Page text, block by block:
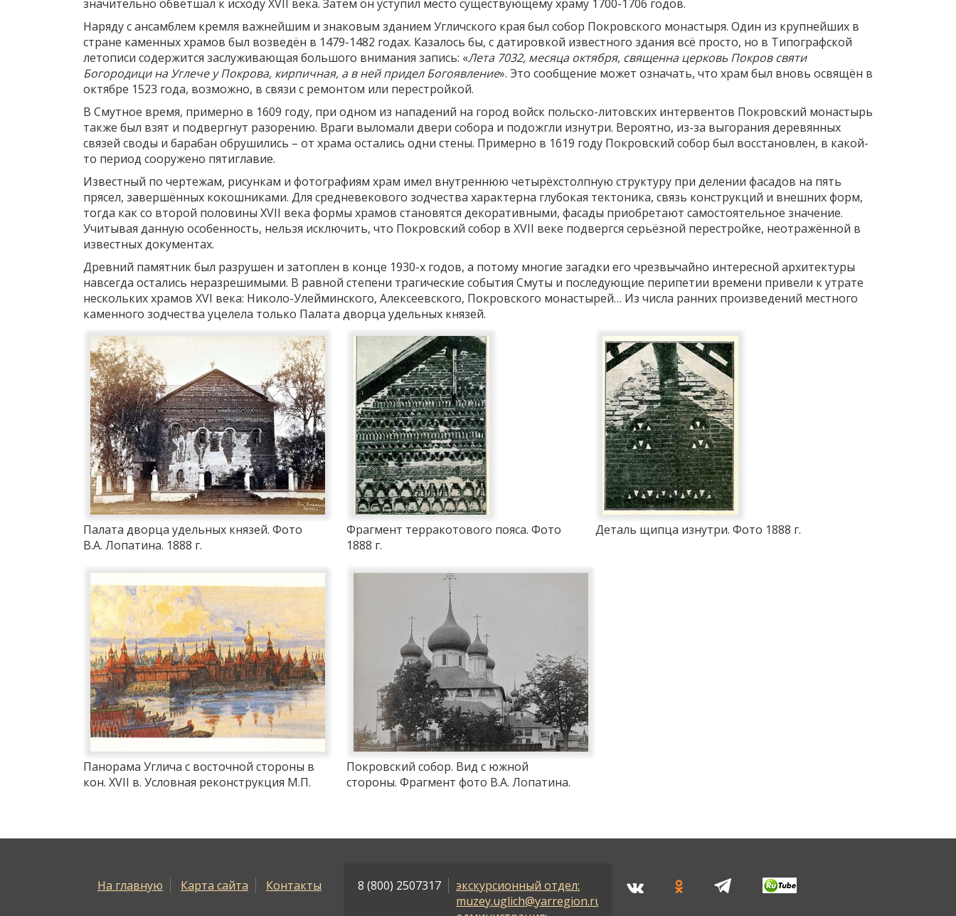
значительно обветшал к исходу XVII века. Затем он уступил место существующему храму 1700-1706 годов.
Наряду с ансамблем кремля важнейшим и знаковым зданием Угличского края был собор Покровского монастыря. Один из крупнейших в
стране каменных храмов был возведён в 1479-1482 годах. Казалось бы, с датировкой известного здания всё просто, но в Типографской
летописи содержится заслуживающая большого внимания запись: «Лета 7032, месяца октября, священна церковь Покров святи
Богородици на Углече у Покрова, кирпичная, а в ней придел Богоявление». Это сообщение может означать, что храм был вновь освящён в
октябре 1523 года, возможно, в связи с ремонтом или перестройкой.
В Смутное время, примерно в 1609 году, при одном из нападений на город войск польско-литовских интервентов Покровский монастырь
также был взят и подвергнут разорению. Враги выломали двери собора и подожгли изнутри. Вероятно, из-за выгорания деревянных
связей своды и барабан обрушились – от храма остались одни стены. Примерно в 1619 году Покровский собор был восстановлен, в какой-
то период сооружено пятиглавие.
Известный по чертежам, рисункам и фотографиям храм имел внутреннюю четырёхстолпную структуру при делении фасадов на пять
прясел, завершённых кокошниками. Для средневекового зодчества характерна глубокая тектоника, связь конструкций и внешних форм,
тогда как со второй половины XVII века формы храмов становятся декоративными, фасады приобретают самостоятельное значение.
Учитывая данную особенность, нельзя исключить, что Покровский собор в XVII веке подвергся серьёзной перестройке, неотражённой в
известных документах.
Древний памятник был разрушен и затоплен в конце 1930-х годов, а потому многие загадки его чрезвычайно интересной архитектуры
навсегда остались неразрешимыми. В равной степени трагические события Смуты и последующие перипетии времени привели к утрате
нескольких храмов XVI века: Николо-Улейминского, Алексеевского, Покровского монастырей… Из числа ранних произведений местного
каменного зодчества уцелела только Палата дворца удельных князей.
Палата дворца удельных князей. Фото
В.А. Лопатина. 1888 г.
Фрагмент терракотового пояса. Фото
1888 г.
Деталь щипца изнутри. Фото 1888 г.
Панорама Углича с восточной стороны в
кон. XVII в. Условная реконструкция М.П.
Покровский собор. Вид с южной
стороны. Фрагмент фото В.А. Лопатина.
На главную Карта сайта Контакты 8 (800) 2507317
экскурсионный отдел:
muzey.uglich@yarregion.ru